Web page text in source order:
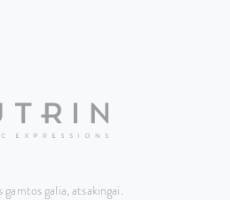
galia, atsakingai.